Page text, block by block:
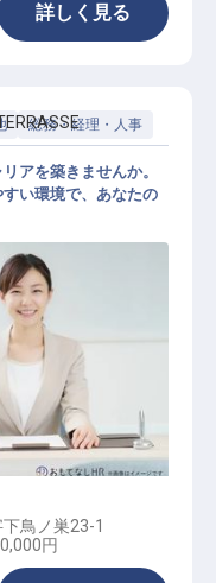
詳しく見る
総務・経理・人事
アを築きませんか。
い環境で、あなたの
鳥ノ巣23-1
円